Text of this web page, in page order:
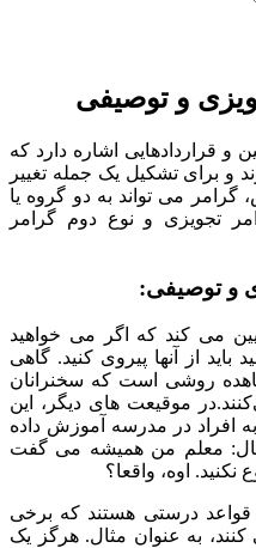
و توصیفی
و قراردادهایی اشاره دارد که
و برای تشکیل یک جمله تغییر
گرامر می تواند به دو گروه یا
تجویزی و نوع دوم گرامر
و توصیفی:
می کند که اگر می خواهید
از آنها پیروی کنید. گاهی
روشی است که سخنرانان
موقیعت های دیگر، این
افراد در مدرسه آموزش داده
معلم من همیشه می گفت
قواعد درستی هستند که برخی
به عنوان مثال. هرگز یک